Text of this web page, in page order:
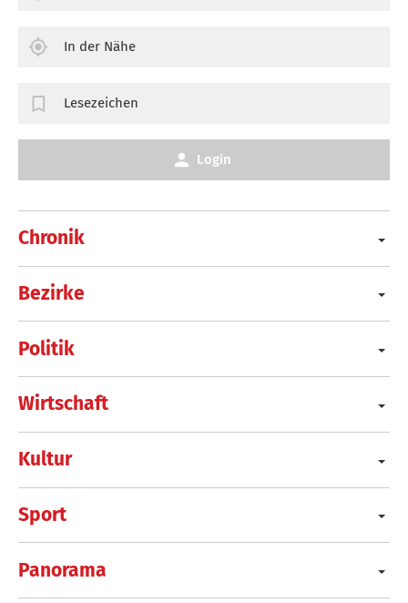
Chronik
Bezirke
Politik
Wirtschaft
Kultur
Sport
Panorama
In der Nähe
Lesezeichen
Login